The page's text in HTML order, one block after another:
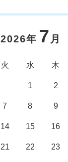
2026年 7 月
火 水 木
1 2
7 8 9
14 15 16
21 22 23